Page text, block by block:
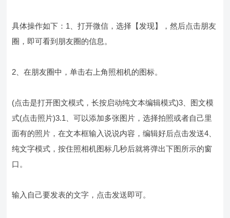
具体操作如下：1、打开微信，选择【发现】，然后点击朋友
圈，即可看到朋友圈的信息。
2、在朋友圈中，单击右上角照相机的图标。
(点击是打开图文模式，长按启动纯文本编辑模式)3、图文模
式(点击照片)3.1、可以添加多张图片，选择拍照或者自己里
面有的照片，在文本框输入说说内容，编辑好后点击发送4、
纯文字模式，按住照相机图标几秒后就将弹出下图所示的窗
口。
输入自己要发表的文字，点击发送即可。